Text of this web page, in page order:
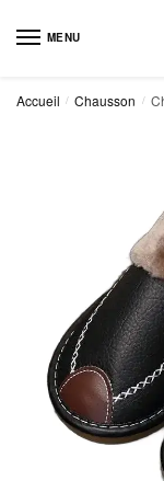
MENU
Accueil / Chausson /